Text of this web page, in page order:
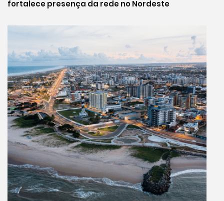
fortalece presença da rede no Nordeste